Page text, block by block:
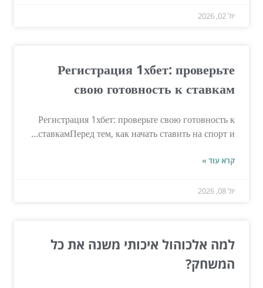
יול 02, 2026
Регистрация 1хбет: проверьте
свою готовность к ставкам
Регистрация 1хбет: проверьте свою готовность к
ставкамПеред тем, как начать ставить на спорт и...
קרא עוד »
יול 08, 2026
למה אלכוהול איכותי משנה את כל
המשחק?